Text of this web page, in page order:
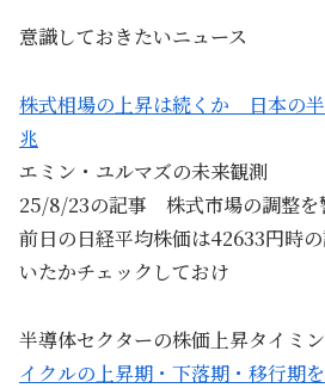
意識しておきたいニュース
株式相場の上昇は続くか 日本の
兆
エミン・ユルマズの未来観測
25/8/23の記事 株式市場の調整を
前日の日経平均株価は42633円時
いたかチェックしておけ
半導体セクターの株価上昇タイミ
イクルの上昇期・下落期・移行期